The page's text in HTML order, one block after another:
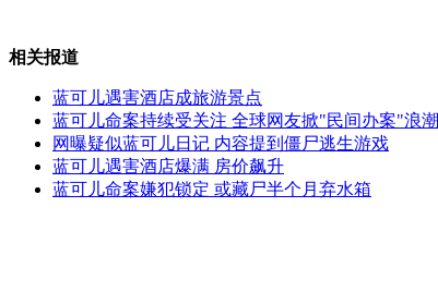
埃及热气球爆炸19人遇难 现场曝光
京港澳高速漯河段30多车相撞
相关报道
蓝可儿遇害酒店成旅游景点
蓝可儿命案持续受关注 全球网友掀"民间办案"浪潮
网曝疑似蓝可儿日记 内容提到僵尸逃生游戏
蓝可儿遇害酒店爆满 房价飙升
蓝可儿命案嫌犯锁定 或藏尸半个月弃水箱